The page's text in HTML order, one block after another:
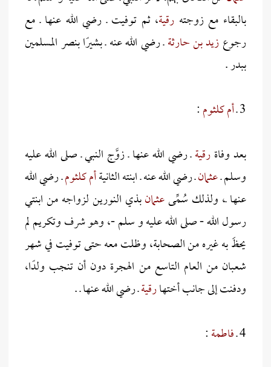
بالبقاء مع زوجته رقية، ثم توفيت ـ رضي الله عنها ـ مع
رجوعزيد بن حارثةـ رضي الله عنه ـ بشيرًا بنصر المسلمين
ببدر .
3 ـ أم كلثوم:
بعد وفاةرقيةـ رضي الله عنها ـ زوَّج النبي ـ صلى الله عليه
وسلم ـعثمانـ رضي الله عنه ـ ابنته الثانيةأم كلثومـ رضي الله
عنها ـ، ولذلك سُمِّىعثمانبذي النورين لزواجه من ابنتي
رسول الله - صلى الله عليه و سلم -، وهو شرف وتكريم لم
يحظَ به غيره من الصحابة، وظلت معه حتى توفيت في شهر
شعبان من العام التاسع من الهجرة دون أن تنجب ولدًا،
ودفنت إلى جانب أختهارقيةـ رضي الله عنها ـ .
4 ـ فاطمة: